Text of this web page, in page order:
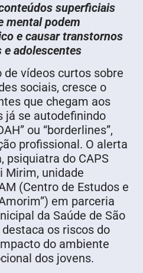
superficiais
mental podem
e causar transtornos
e adolescentes
de vídeos curtos sobre
sociais, cresce o
que chegam aos
já se autodefinindo
ou “borderlines”,
profissional. O alerta
psiquiatra do CAPS
Mirim, unidade
(Centro de Estudos e
em parceria
da Saúde de São
os riscos do
do ambiente
dos jovens.